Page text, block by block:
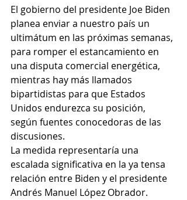
El gobierno del presidente Joe Biden
planea enviar a nuestro país un
ultimátum en las próximas semanas,
para romper el estancamiento en
una disputa comercial energética,
mientras hay más llamados
bipartidistas para que Estados
Unidos endurezca su posición,
según fuentes conocedoras de las
discusiones.
La medida representaría una
escalada significativa en la ya tensa
relación entre Biden y el presidente
Andrés Manuel López Obrador.